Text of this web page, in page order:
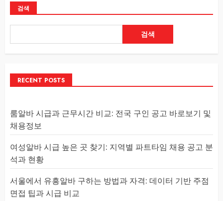
검색
검색
RECENT POSTS
룸알바 시급과 근무시간 비교: 전국 구인 공고 바로보기 및
채용정보
여성알바 시급 높은 곳 찾기: 지역별 파트타임 채용 공고 분
석과 현황
서울에서 유흥알바 구하는 방법과 자격: 데이터 기반 주점
면접 팁과 시급 비교